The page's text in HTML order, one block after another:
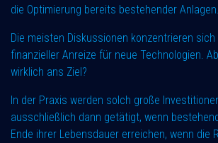
die Optimierung bereits bestehender Anlagen.
Die meisten Diskussionen konzentrieren
finanzieller Anreize für neue Technologien.
wirklich ans Ziel?
In der Praxis werden solch große
ausschließlich dann getätigt, wenn
Ende ihrer Lebensdauer erreichen, wenn die